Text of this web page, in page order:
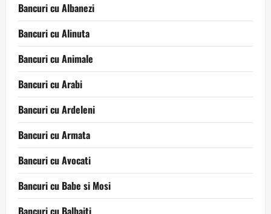
Bancuri cu Albanezi
Bancuri cu Alinuta
Bancuri cu Animale
Bancuri cu Arabi
Bancuri cu Ardeleni
Bancuri cu Armata
Bancuri cu Avocati
Bancuri cu Babe si Mosi
Bancuri cu Balbaiti